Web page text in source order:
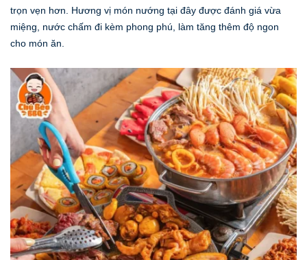
trọn vẹn hơn. Hương vị món nướng tại đây được đánh giá vừa
miệng, nước chấm đi kèm phong phú, làm tăng thêm độ ngon
cho món ăn.